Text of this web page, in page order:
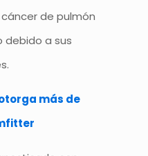
de pulmón
debido a sus
más de